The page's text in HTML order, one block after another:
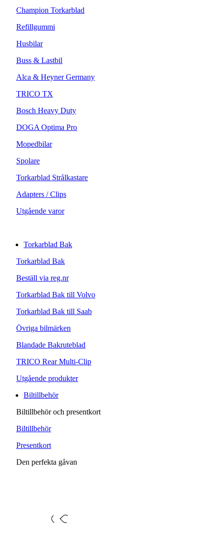
Champion Torkarblad
Refillgummi
Husbilar
Buss & Lastbil
Alca & Heyner Germany
TRICO TX
Bosch Heavy Duty
DOGA Optima Pro
Mopedbilar
Spolare
Torkarblad Strålkastare
Adapters / Clips
Utgående varor
Torkarblad Bak
Torkarblad Bak
Beställ via reg.nr
Torkarblad Bak till Volvo
Torkarblad Bak till Saab
Övriga bilmärken
Blandade Bakruteblad
TRICO Rear Multi-Clip
Utgående produkter
Biltillbehör
Biltillbehör och presentkort
Biltillbehör
Presentkort
Den perfekta gåvan